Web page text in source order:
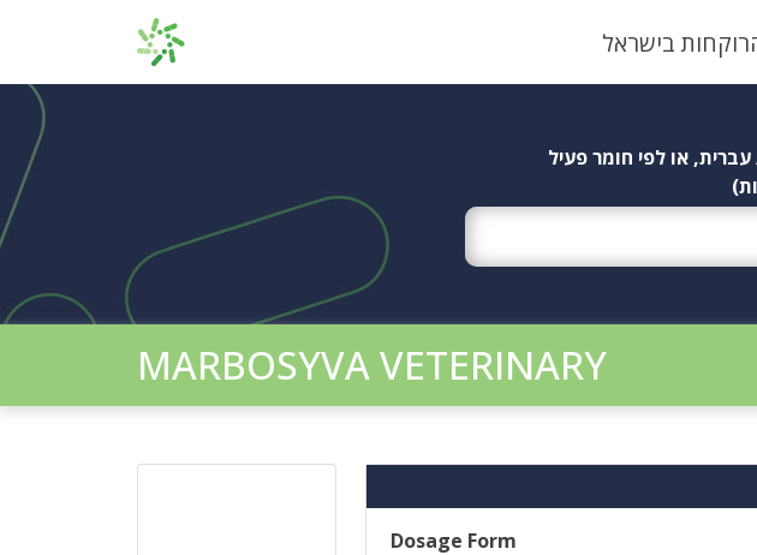
בישראל
או לפי חומר פעיל
MARBOSYVA VETERINARY
Dosage Form